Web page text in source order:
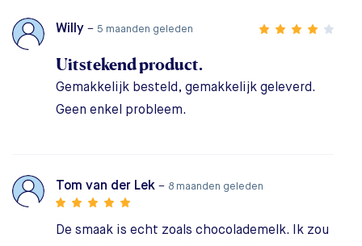
Willy – 5 maanden geleden
Uitstekend product.
Gemakkelijk besteld, gemakkelijk geleverd.
Geen enkel probleem.
Tom van der Lek – 8 maanden geleden
De smaak is echt zoals chocolademelk. Ik zou